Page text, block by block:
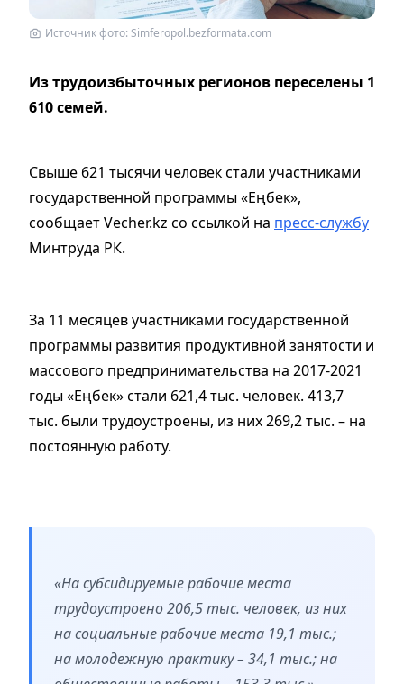
Источник фото: Simferopol.bezformata.com
Из трудоизбыточных регионов переселены 1
610 семей.
Свыше 621 тысячи человек стали участниками
государственной программы «Еңбек»,
сообщает Vecher.kz со ссылкой на пресс-службу
Минтруда РК.
За 11 месяцев участниками государственной
программы развития продуктивной занятости и
массового предпринимательства на 2017-2021
годы «Еңбек» стали 621,4 тыс. человек. 413,7
тыс. были трудоустроены, из них 269,2 тыс. – на
постоянную работу.
«На субсидируемые рабочие места
трудоустроено 206,5 тыс. человек, из них
на социальные рабочие места 19,1 тыс.;
на молодежную практику – 34,1 тыс.; на